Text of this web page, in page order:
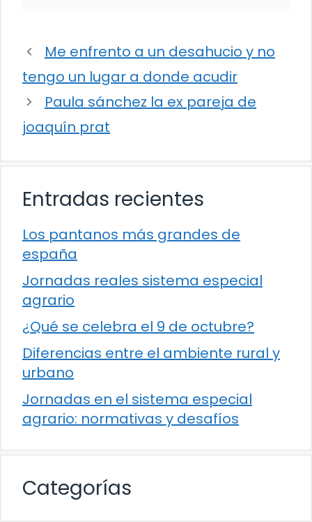
Me enfrento a un desahucio y no
tengo un lugar a donde acudir
Paula sánchez la ex pareja de
joaquín prat
Entradas recientes
Los pantanos más grandes de
españa
Jornadas reales sistema especial
agrario
¿Qué se celebra el 9 de octubre?
Diferencias entre el ambiente rural y
urbano
Jornadas en el sistema especial
agrario: normativas y desafíos
Categorías